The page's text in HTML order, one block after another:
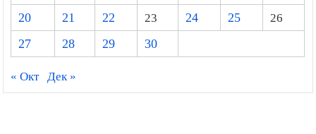
20
21 22 23 24 25
26
27
28 29 30
« Окт Дек »